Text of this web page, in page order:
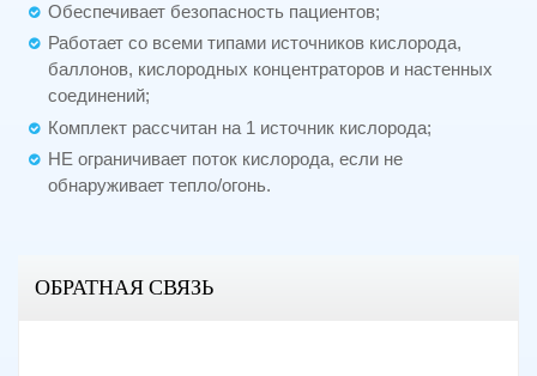
Обеспечивает безопасность пациентов;
Работает со всеми типами источников кислорода,
баллонов, кислородных концентраторов и настенных
соединений;
Комплект рассчитан на 1 источник кислорода;
НЕ ограничивает поток кислорода, если не
обнаруживает тепло/огонь.
ОБРАТНАЯ СВЯЗЬ